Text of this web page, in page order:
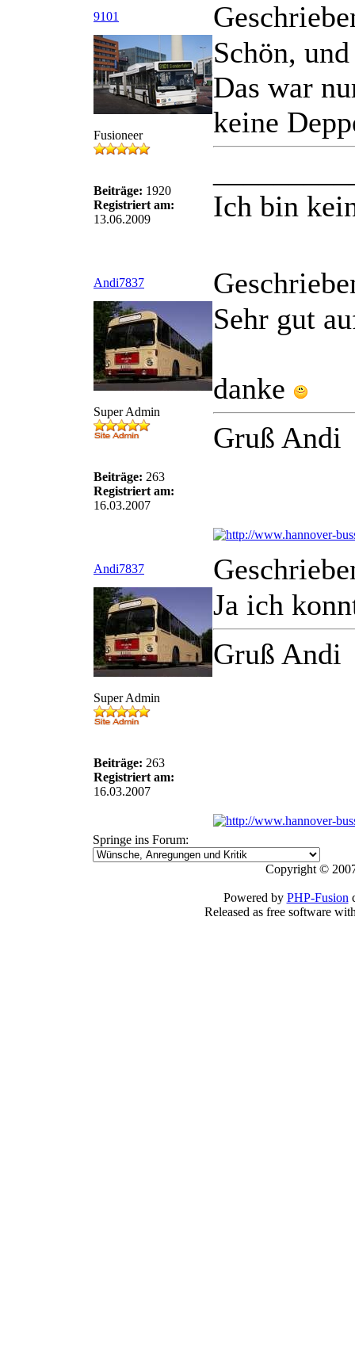
9101
Fusioneer
Beiträge: 1920
Registriert am:
13.06.2009
Schön,
Das war
keine
Ich bin
Andi7837
Super Admin
Beiträge: 263
Registriert am:
16.03.2007
Sehr gut
danke
Gruß Andi
Andi7837
Super Admin
Beiträge: 263
Registriert am:
16.03.2007
Ja ich
Gruß Andi
Springe ins Forum:
Copyright ©
Powered by PHP-Fusion
Released as free software